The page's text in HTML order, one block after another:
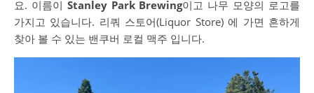
요. 이름이 Stanley Park Brewing이고 나무 모양의 로고를
가지고 있습니다. 리쿼 스토어(Liquor Store) 에 가면 흔하게
찾아 볼 수 있는 밴쿠버 로컬 맥주 입니다.